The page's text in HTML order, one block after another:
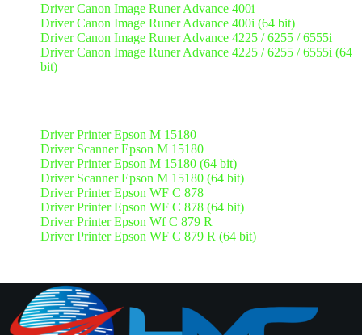
Driver Canon Image Runer Advance 400i
Driver Canon Image Runer Advance 400i (64 bit)
Driver Canon Image Runer Advance 4225 / 6255 / 6555i
Driver Canon Image Runer Advance 4225 / 6255 / 6555i (64
bit)
Driver Printer Epson M 15180
Driver Scanner Epson M 15180
Driver Printer Epson M 15180 (64 bit)
Driver Scanner Epson M 15180 (64 bit)
Driver Printer Epson WF C 878
Driver Printer Epson WF C 878 (64 bit)
Driver Printer Epson Wf C 879 R
Driver Printer Epson WF C 879 R (64 bit)